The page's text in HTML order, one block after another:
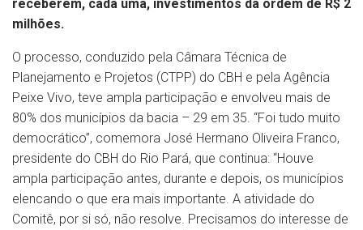
receberem, cada uma, investimentos da ordem de R$ 2
milhões.
O processo, conduzido pela Câmara Técnica de
Planejamento e Projetos (CTPP) do CBH e pela Agência
Peixe Vivo, teve ampla participação e envolveu mais de
80% dos municípios da bacia – 29 em 35. “Foi tudo muito
democrático”, comemora José Hermano Oliveira Franco,
presidente do CBH do Rio Pará, que continua: “Houve
ampla participação antes, durante e depois, os municípios
elencando o que era mais importante. A atividade do
Comitê, por si só, não resolve. Precisamos do interesse de